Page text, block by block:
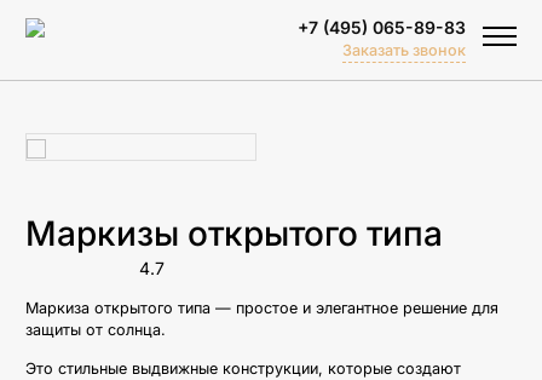
+7 (495) 065-89-83
Заказать звонок
Биоклиматические перголы
Маркизы открытого типа
4.7
Маркиза открытого типа — простое и элегантное решение для
защиты от солнца.
Это стильные выдвижные конструкции, которые создают